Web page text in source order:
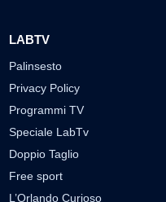
LABTV
Palinsesto
Privacy Policy
Programmi TV
Speciale LabTv
Doppio Taglio
Free sport
L’Orlando Curioso